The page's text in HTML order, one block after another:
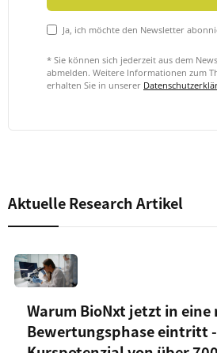
Ja, ich möchte den Newsletter
* Sie können sich jederzeit aus dem
abmelden. Weitere Informationen zum
erhalten Sie in unserer
Aktuelle Research Artikel
Warum BioNxt jetzt in eine
Bewertungsphase eintritt